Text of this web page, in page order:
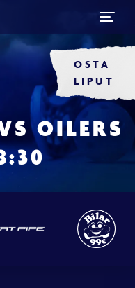
OSTA
LIPUT
OILERS